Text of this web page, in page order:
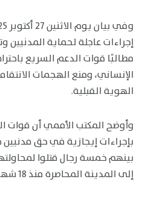
إجراءات عاجلة لحماية المدنيين
مطالبًا قوات الدعم السريع
الإنساني، ومنع الهجمات
الهوية القبلية.
وأوضح المكتب الأممي أن قوات
بإجراءات إيجازية في حق مدنيين
بينهم خمسة رجال قتلوا
إلى المدينة المحاصرة منذ 18 شهرًا.